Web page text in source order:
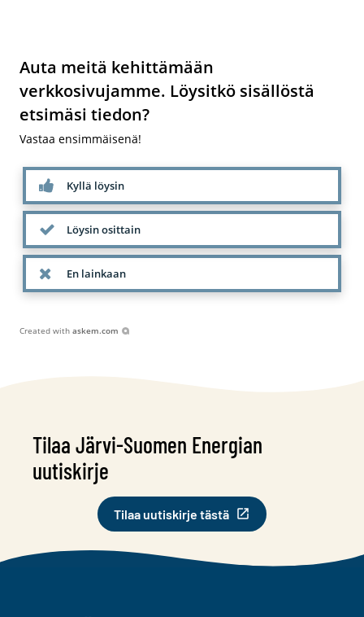
Auta meitä kehittämään
verkkosivujamme. Löysitkö sisällöstä
etsimäsi tiedon?
Vastaa ensimmäisenä!
Kyllä löysin
Löysin osittain
En lainkaan
Created with askem.com
Tilaa Järvi-Suomen Energian
uutiskirje
Tilaa uutiskirje tästä